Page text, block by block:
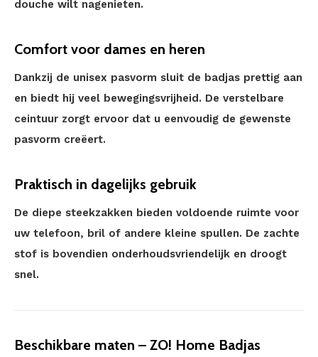
douche wilt nagenieten.
Comfort voor dames en heren
Dankzij de unisex pasvorm sluit de badjas prettig aan
en biedt hij veel bewegingsvrijheid. De verstelbare
ceintuur zorgt ervoor dat u eenvoudig de gewenste
pasvorm creëert.
Praktisch in dagelijks gebruik
De diepe steekzakken bieden voldoende ruimte voor
uw telefoon, bril of andere kleine spullen. De zachte
stof is bovendien onderhoudsvriendelijk en droogt
snel.
Beschikbare maten – ZO! Home Badjas